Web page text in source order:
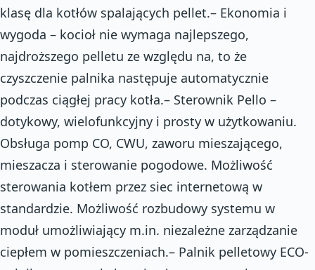
klasę dla kotłów spalających pellet.– Ekonomia i
wygoda – kocioł nie wymaga najlepszego,
najdroższego pelletu ze względu na, to że
czyszczenie palnika następuje automatycznie
podczas ciągłej pracy kotła.– Sterownik Pello –
dotykowy, wielofunkcyjny i prosty w użytkowaniu.
Obsługa pomp CO, CWU, zaworu mieszającego,
mieszacza i sterowanie pogodowe. Możliwość
sterowania kotłem przez siec internetową w
standardzie. Możliwość rozbudowy systemu w
moduł umożliwiający m.in. niezależne zarządzanie
ciepłem w pomieszczeniach.– Palnik pelletowy ECO-